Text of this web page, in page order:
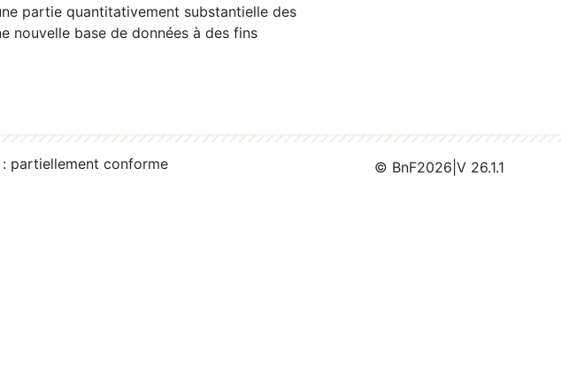
partie quantitativement substantielle des
nouvelle base de données à des fins
partiellement conforme © BnF2026 V 26.1.1